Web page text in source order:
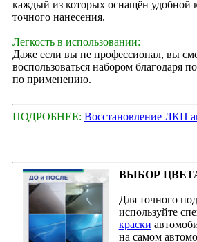
каждый из которых оснащён удобной
точного нанесения.
Легкость в использовании:
Даже если вы не профессионал, вы
воспользоваться набором благодаря
по применению.
ПОДРОБНЕЕ: Восстановление ЛКП
ВЫБОР
Для точного
используйте
краски
на самом